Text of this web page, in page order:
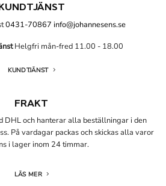
KUNDTJÄNST
0431-70867 info@johannesens.se
Helgfri mån-fred 11.00 - 18.00
KUNDTJÄNST
FRAKT
DHL och hanterar alla beställningar i den
På vardagar packas och skickas alla varor
i lager inom 24 timmar.
LÄS MER